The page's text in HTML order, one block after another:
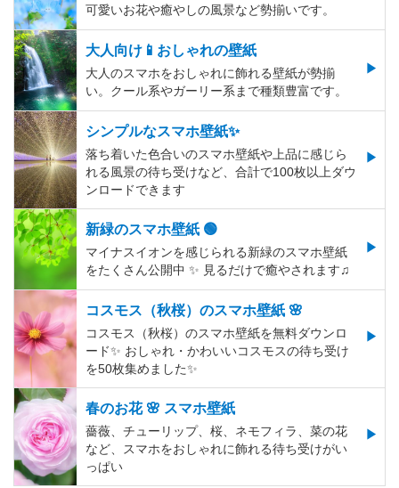
可愛いお花や癒やしの風景など勢揃いです。
大人向け📱おしゃれの壁紙
大人のスマホをおしゃれに飾れる壁紙が勢揃
い。クール系やガーリー系まで種類豊富です。
シンプルなスマホ壁紙✨
落ち着いた色合いのスマホ壁紙や上品に感じら
れる風景の待ち受けなど、合計で100枚以上ダウ
ンロードできます
新緑のスマホ壁紙 🟢
マイナスイオンを感じられる新緑のスマホ壁紙
をたくさん公開中 ✨ 見るだけで癒やされます♫
コスモス（秋桜）のスマホ壁紙 🌸
コスモス（秋桜）のスマホ壁紙を無料ダウンロ
ード✨️ おしゃれ・かわいいコスモスの待ち受け
を50枚集めました✨️
春のお花 🌸 スマホ壁紙
薔薇、チューリップ、桜、ネモフィラ、菜の花
など、スマホをおしゃれに飾れる待ち受けがい
っぱい